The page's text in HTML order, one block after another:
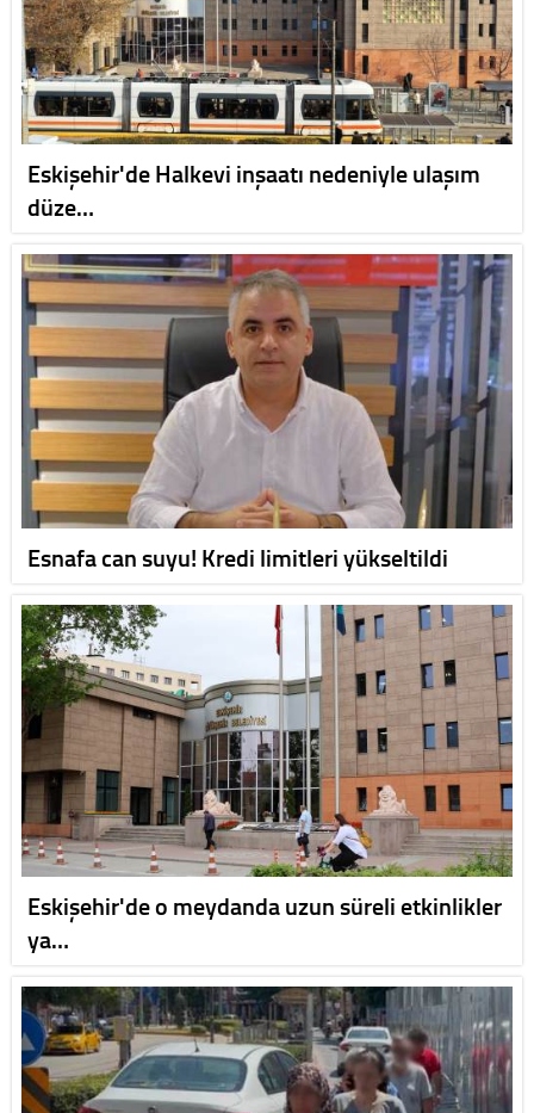
Eskişehir'de Halkevi inşaatı nedeniyle ulaşım
düze…
Esnafa can suyu! Kredi limitleri yükseltildi
Eskişehir'de o meydanda uzun süreli etkinlikler
ya…